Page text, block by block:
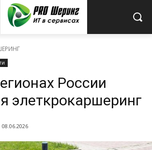
России
элеткрокаршеринг
08.06.2026